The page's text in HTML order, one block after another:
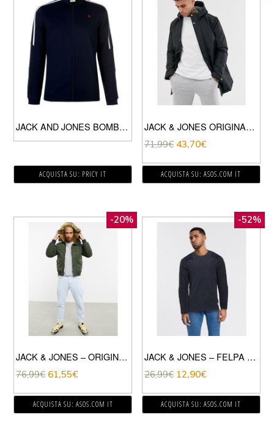
JACK AND JONES BOMBER UOMO NAVY
ACQUISTA SU: PRICY IT
JACK & JONES ORIGINALS – PARKA IMBOTTITO CON CAPPUCCIO NERO
71,99€ 43,70€
ACQUISTA SU: ASOS.COM IT
-20%
JACK & JONES – ORIGINALS – PARKA CORTO KAKI IN ECOPELLICCIA CON CAPPUCCIO-VERDE
76,99€ 61,55€
ACQUISTA SU: ASOS.COM IT
-52%
JACK & JONES – FELPA GIROCOLLO CON PANNELLO A CONTRASTO SULLE SPALLE-NAVY
26,99€ 12,90€
ACQUISTA SU: ASOS.COM IT